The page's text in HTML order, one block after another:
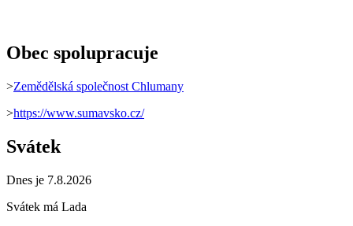
Obec spolupracuje
>Zemědělská společnost Chlumany
>https://www.sumavsko.cz/
Svátek
Dnes je 7.8.2026
Svátek má Lada